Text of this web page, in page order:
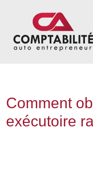
Comment
exécutoire